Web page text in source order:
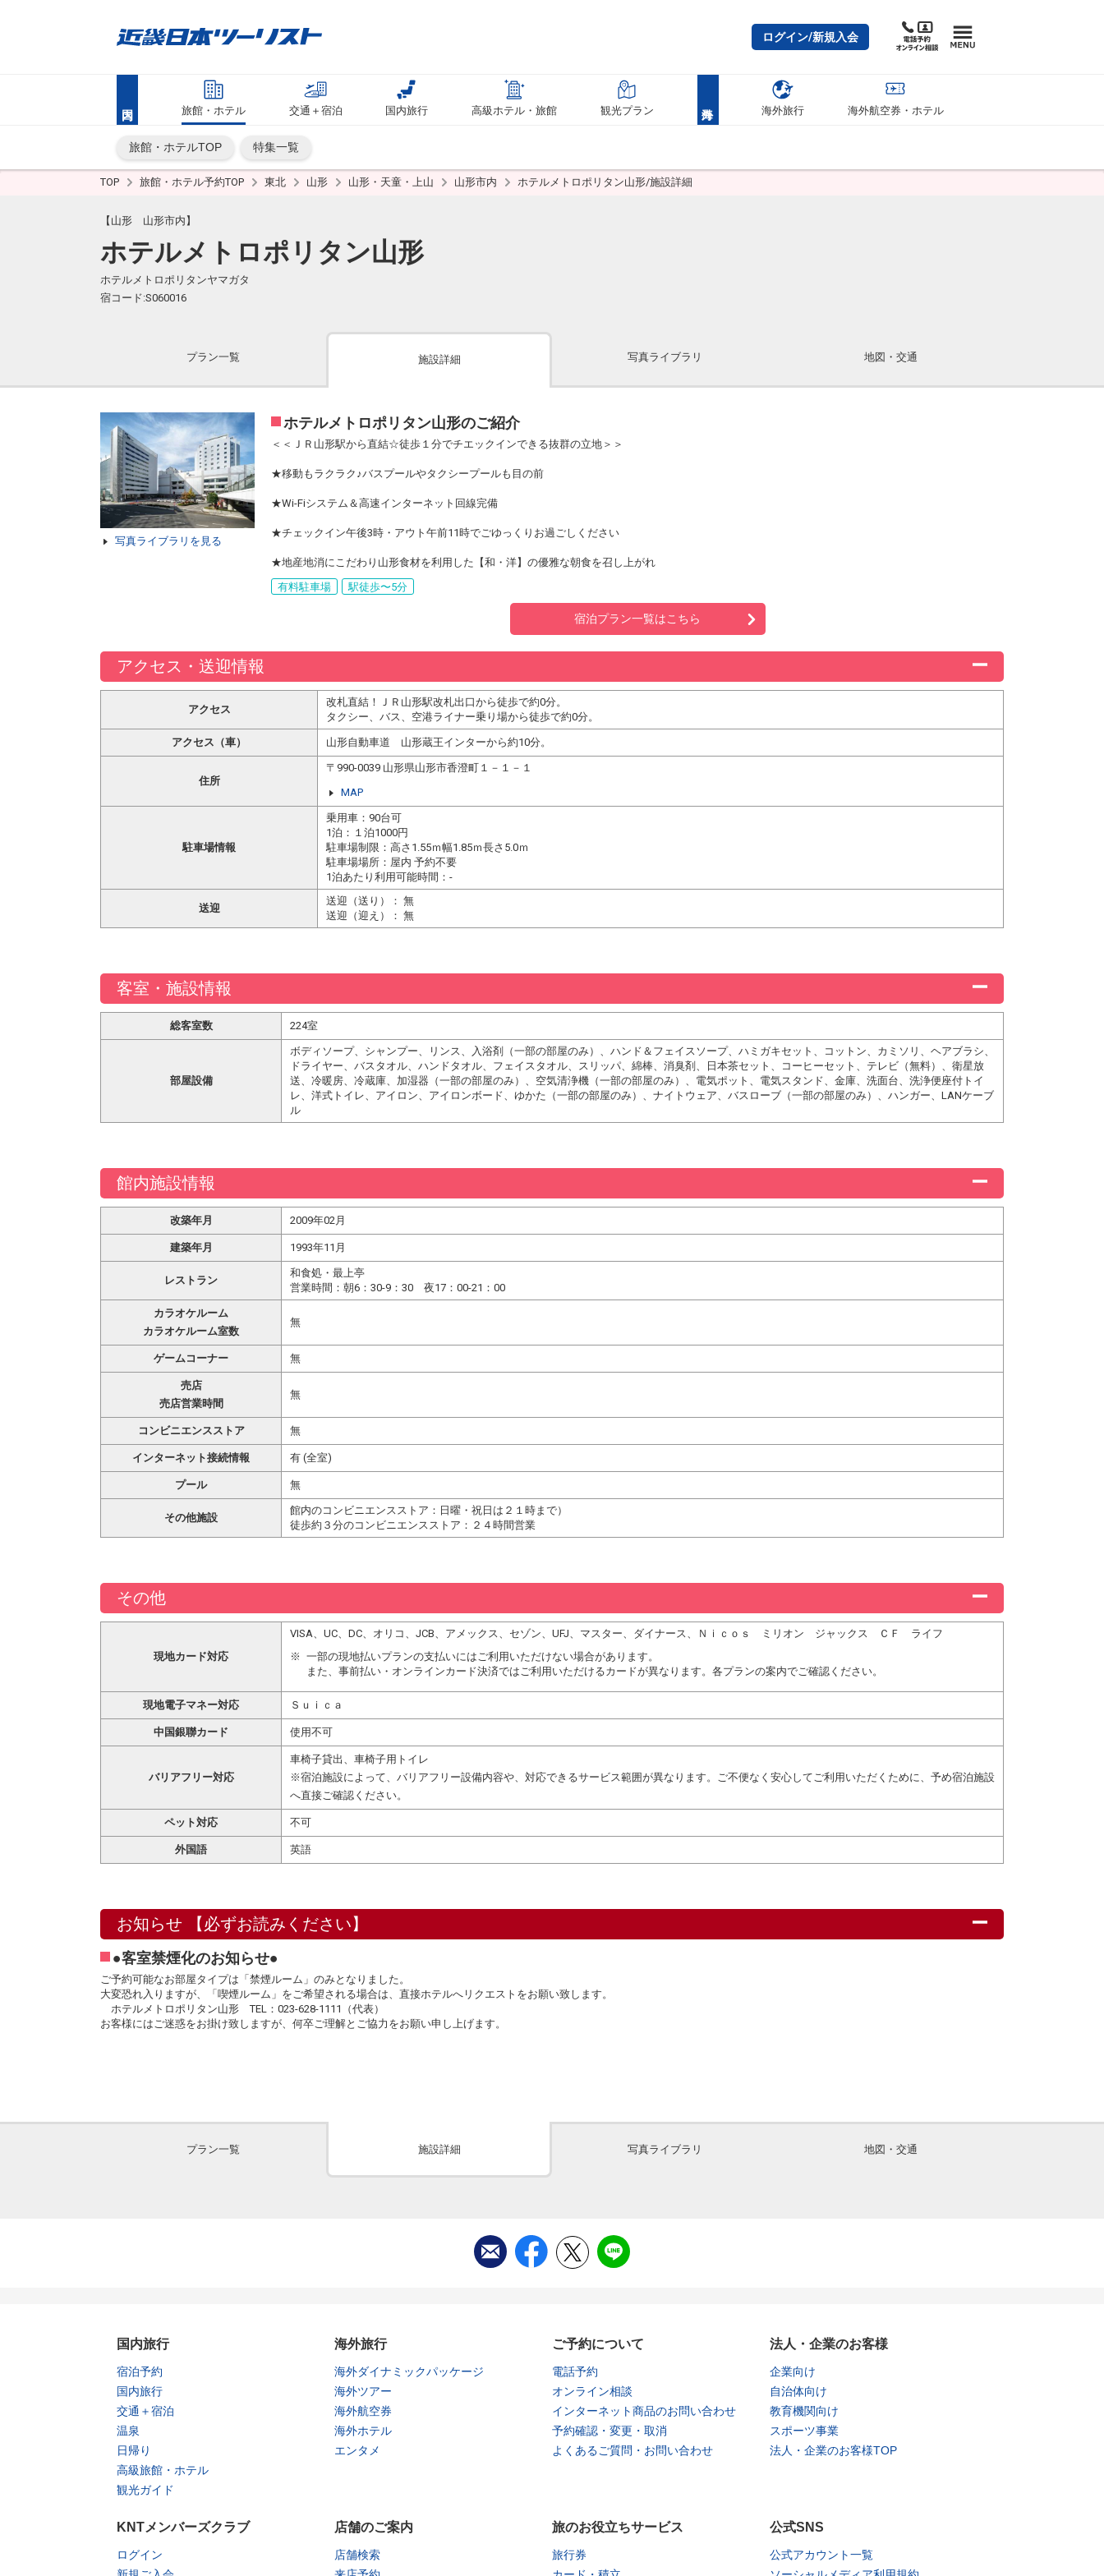
ログイン/新規入会
旅館・ホテル 交通＋宿泊 国内旅行 高級ホテル・旅館 観光プラン 海外旅行 海外航空券・ホテル
旅館・ホテルTOP 特集一覧
TOP 旅館・ホテル予約TOP 東北 山形 山形・天童・上山 山形市内 ホテルメトロポリタン山形/施設詳細
【山形 山形市内】
ホテルメトロポリタン山形
ホテルメトロポリタンヤマガタ
宿コード:S060016
プラン一覧 施設詳細 写真ライブラリ 地図・交通
写真ライブラリを見る
ホテルメトロポリタン山形のご紹介
＜＜ＪＲ山形駅から直結☆徒歩１分でチエックインできる抜群の立地＞＞
★移動もラクラク♪バスプールやタクシープールも目の前
★Wi-Fiシステム＆高速インターネット回線完備
★チェックイン午後3時・アウト午前11時でごゆっくりお過ごしください
★地産地消にこだわり山形食材を利用した【和・洋】の優雅な朝食を召し上がれ
有料駐車場
駅徒歩〜5分
宿泊プラン一覧はこちら
アクセス・送迎情報
アクセス
改札直結！ＪＲ山形駅改札出口から徒歩で約0分。
タクシー、バス、空港ライナー乗り場から徒歩で約0分。
アクセス（車） 山形自動車道 山形蔵王インターから約10分。
住所
〒990-0039 山形県山形市香澄町１－１－１
MAP
駐車場情報
乗用車：90台可
1泊：１泊1000円
駐車場制限：高さ1.55ｍ幅1.85ｍ長さ5.0ｍ
駐車場場所：屋内 予約不要
1泊あたり利用可能時間：-
送迎
送迎（送り）： 無
送迎（迎え）： 無
客室・施設情報
総客室数 224室
部屋設備
ボディソープ、シャンプー、リンス、入浴剤（一部の部屋のみ）、ハンド＆フェイスソープ、ハミガキセット、コットン、カミソリ、ヘアブラシ、
ドライヤー、バスタオル、ハンドタオル、フェイスタオル、スリッパ、綿棒、消臭剤、日本茶セット、コーヒーセット、テレビ（無料）、衛星放
送、冷暖房、冷蔵庫、加湿器（一部の部屋のみ）、空気清浄機（一部の部屋のみ）、電気ポット、電気スタンド、金庫、洗面台、洗浄便座付トイ
レ、洋式トイレ、アイロン、アイロンボード、ゆかた（一部の部屋のみ）、ナイトウェア、バスローブ（一部の部屋のみ）、ハンガー、LANケーブ
ル
館内施設情報
改築年月 2009年02月
建築年月 1993年11月
レストラン
和食処・最上亭
営業時間：朝6：30-9：30 夜17：00-21：00
カラオケルーム
カラオケルーム室数
無
ゲームコーナー 無
売店
売店営業時間
無
コンビニエンスストア 無
インターネット接続情報 有 (全室)
プール 無
その他施設
館内のコンビニエンスストア：日曜・祝日は２１時まで）
徒歩約３分のコンビニエンスストア：２４時間営業
その他
現地カード対応
VISA、UC、DC、オリコ、JCB、アメックス、セゾン、UFJ、マスター、ダイナース、Ｎｉｃｏｓ ミリオン ジャックス ＣＦ ライフ
一部の現地払いプランの支払いにはご利用いただけない場合があります。
また、事前払い・オンラインカード決済ではご利用いただけるカードが異なります。各プランの案内でご確認ください。
現地電子マネー対応 Ｓｕｉｃａ
中国銀聯カード 使用不可
バリアフリー対応
車椅子貸出、車椅子用トイレ
※宿泊施設によって、バリアフリー設備内容や、対応できるサービス範囲が異なります。ご不便なく安心してご利用いただくために、予め宿泊施設
へ直接ご確認ください。
ペット対応 不可
外国語 英語
お知らせ 【必ずお読みください】
●客室禁煙化のお知らせ●
ご予約可能なお部屋タイプは「禁煙ルーム」のみとなりました。
大変恐れ入りますが、「喫煙ルーム」をご希望される場合は、直接ホテルへリクエストをお願い致します。
ホテルメトロポリタン山形 TEL：023-628-1111（代表）
お客様にはご迷惑をお掛け致しますが、何卒ご理解とご協力をお願い申し上げます。
プラン一覧 施設詳細 写真ライブラリ 地図・交通
国内旅行
宿泊予約
国内旅行
交通＋宿泊
温泉
日帰り
高級旅館・ホテル
観光ガイド
海外旅行
海外ダイナミックパッケージ
海外ツアー
海外航空券
海外ホテル
エンタメ
ご予約について
電話予約
オンライン相談
インターネット商品のお問い合わせ
予約確認・変更・取消
よくあるご質問・お問い合わせ
法人・企業のお客様
企業向け
自治体向け
教育機関向け
スポーツ事業
法人・企業のお客様TOP
KNTメンバーズクラブ
ログイン
店舗のご案内
店舗検索
旅のお役立ちサービス
旅行券
公式SNS
公式アカウント一覧